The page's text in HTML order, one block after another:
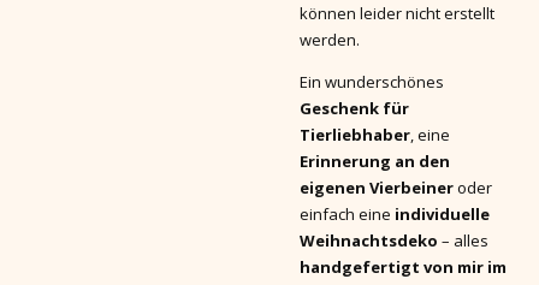
können leider nicht erstellt
werden.
Ein wunderschönes
Geschenk für
Tierliebhaber, eine
Erinnerung an den
eigenen Vierbeineroder
einfach eine individuelle
Weihnachtsdeko – alles
handgefertigt von mir im